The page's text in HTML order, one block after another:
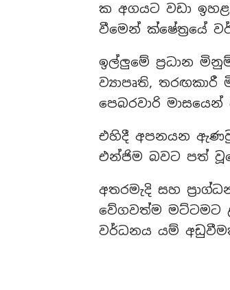
ක අගයට වඩා
වීමෙන් ක්ෂේත්‍රයේ
ඉල්ලුමේ ප්‍රධාන
ව්‍යාපෘති,
පෙබරවාරි
එහිදී අපනයන
එන්ජිම බවට පත්
අතරමැදි සහ
වේගවත්ම මට්ටමට
වර්ධනය යම්